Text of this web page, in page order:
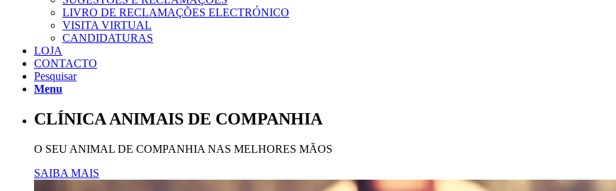
LIVRO DE RECLAMAÇÕES ELECTRÓNICO
VISITA VIRTUAL
CANDIDATURAS
LOJA
CONTACTO
Pesquisar
Menu
CLÍNICA ANIMAIS DE COMPANHIA
O SEU ANIMAL DE COMPANHIA NAS MELHORES MÃOS
SAIBA MAIS